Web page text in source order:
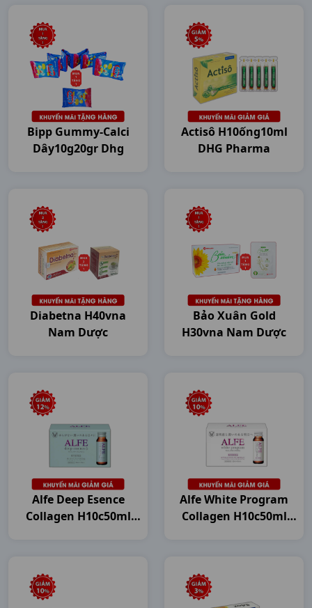
Bipp Gummy-Calci
Dây10g20gr Dhg
Actisô H10ống10ml
DHG Pharma
Diabetna H40vna
Nam Dược
Bảo Xuân Gold
H30vna Nam Dược
Alfe Deep Esence
Collagen H10c50ml
Alfe White Program
Collagen H10c50ml